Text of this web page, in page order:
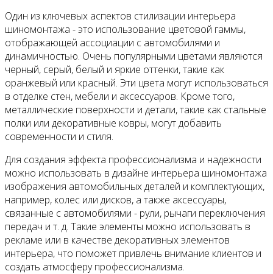
Один из ключевых аспектов стилизации интерьера
шиномонтажа - это использование цветовой гаммы,
отображающей ассоциации с автомобилями и
динамичностью. Очень популярными цветами являются
черный, серый, белый и яркие оттенки, такие как
оранжевый или красный. Эти цвета могут использоваться
в отделке стен, мебели и аксессуаров. Кроме того,
металлические поверхности и детали, такие как стальные
полки или декоративные ковры, могут добавить
современности и стиля.
Для создания эффекта профессионализма и надежности
можно использовать в дизайне интерьера шиномонтажа
изображения автомобильных деталей и комплектующих,
например, колес или дисков, а также аксессуары,
связанные с автомобилями - рули, рычаги переключения
передач и т. д. Такие элементы можно использовать в
рекламе или в качестве декоративных элементов
интерьера, что поможет привлечь внимание клиентов и
создать атмосферу профессионализма.